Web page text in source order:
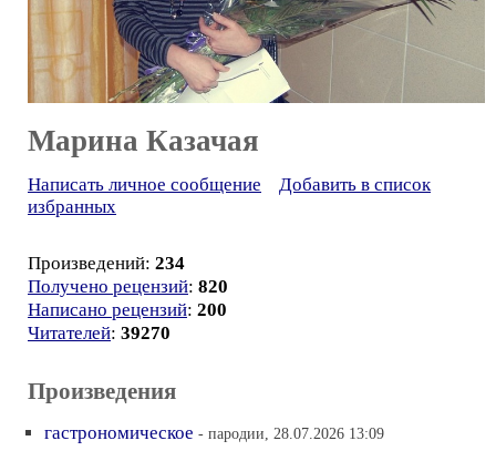
Марина Казачая
Написать личное сообщение
Добавить в список
избранных
Произведений: 234
Получено рецензий: 820
Написано рецензий: 200
Читателей: 39270
Произведения
гастрономическое - пародии, 28.07.2026 13:09